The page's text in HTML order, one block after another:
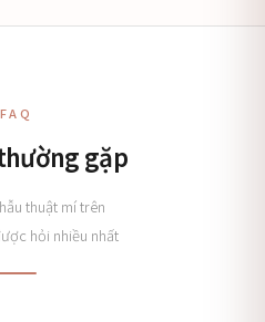
FAQ
gặp
thuật mí trên
hỏi nhiều nhất